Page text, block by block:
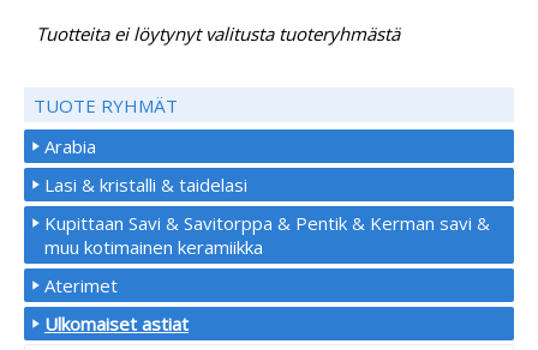
Tuotteita ei löytynyt valitusta tuoteryhmästä
TUOTE RYHMÄT
Arabia
Lasi & kristalli & taidelasi
Kupittaan Savi & Savitorppa & Pentik & Kerman savi &
muu kotimainen keramiikka
Aterimet
Ulkomaiset astiat